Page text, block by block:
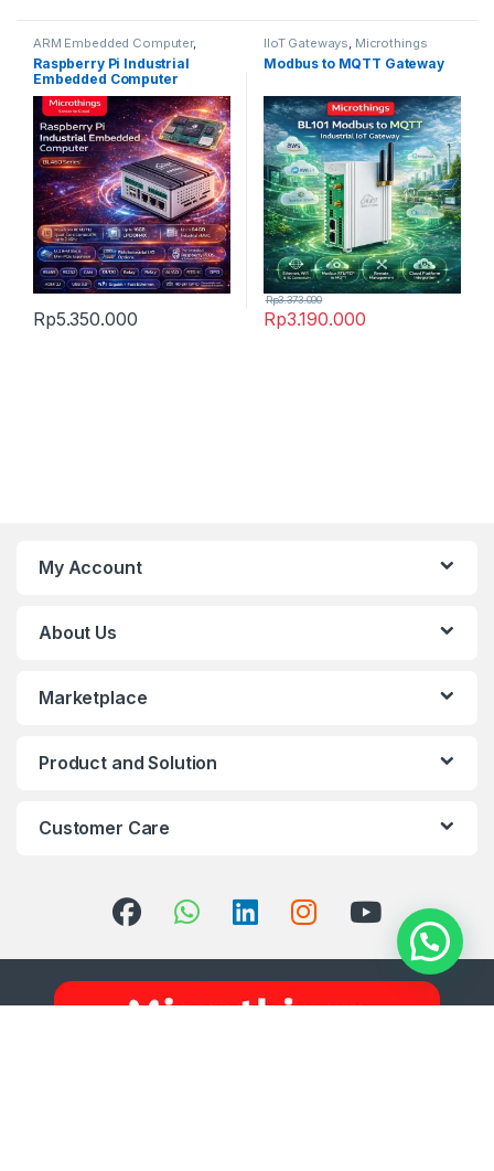
ARM Embedded Computer,
Microthings Platform
Raspberry Pi Industrial
Embedded Computer
Rp5.350.000
IIoT Gateways Microthings
Modbus to MQTT Gateway
Rp3.190.000
Rp3.373.000
My Account
About Us
Marketplace
Product and Solution
Customer Care